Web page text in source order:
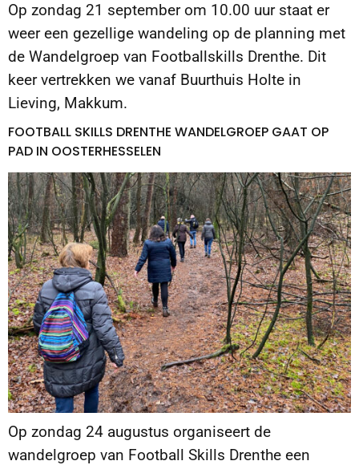
Op zondag 21 september om 10.00 uur staat er
weer een gezellige wandeling op de planning met
de Wandelgroep van Footballskills Drenthe. Dit
keer vertrekken we vanaf Buurthuis Holte in
Lieving, Makkum.
FOOTBALL SKILLS DRENTHE WANDELGROEP GAAT OP
PAD IN OOSTERHESSELEN
Op zondag 24 augustus organiseert de
wandelgroep van Football Skills Drenthe een